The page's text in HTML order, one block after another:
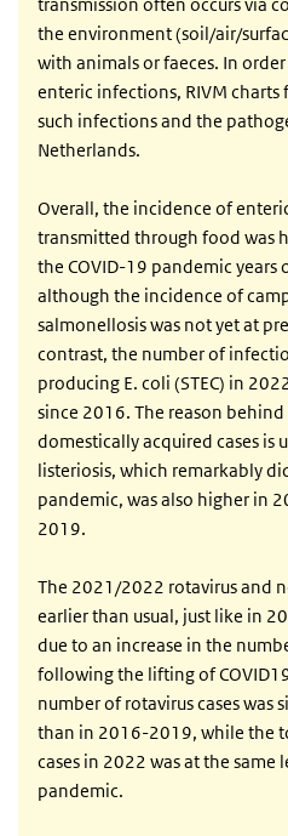
transmission often occurs via
the environment (soil/air/
with animals or faeces. In
enteric infections, RIVM charts
such infections and the
Netherlands.
Overall, the incidence of
transmitted through food was
the COVID-19 pandemic
although the incidence of
salmonellosis was not yet at
contrast, the number of
producing E. coli (STEC) in
since 2016. The reason
domestically acquired cases is
listeriosis, which remarkably
pandemic, was also higher in
2019.
The 2021/2022 rotavirus and
earlier than usual, just like in
due to an increase in the
following the lifting of
number of rotavirus cases
than in 2016-2019, while the
cases in 2022 was at the same
pandemic.